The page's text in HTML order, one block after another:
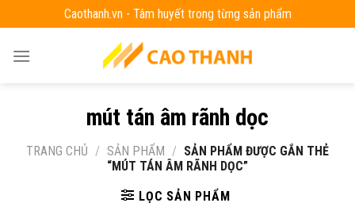
to
content
Caothanh.vn - Tâm huyết trong từng sản phẩm
mút tán âm rãnh dọc
TRANG CHỦ / SẢN PHẨM / SẢN PHẨM ĐƯỢC GẮN THẺ
“MÚT TÁN ÂM RÃNH DỌC”
LỌC SẢN PHẨM